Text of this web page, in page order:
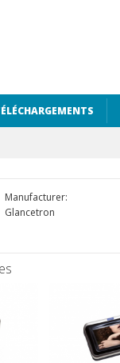
Manufacturer:
Glancetron